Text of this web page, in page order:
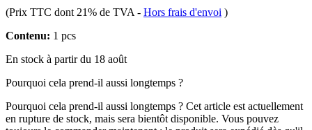
(Prix TTC dont 21% de TVA - Hors frais d'envoi )
Contenu: 1 pcs
En stock à partir du 18 août
Pourquoi cela prend-il aussi longtemps ?
Pourquoi cela prend-il aussi longtemps ? Cet article est actuellement
en rupture de stock, mais sera bientôt disponible. Vous pouvez